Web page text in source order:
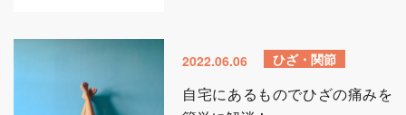
2022.06.06 ひざ・関節
自宅にあるものでひざの痛みを